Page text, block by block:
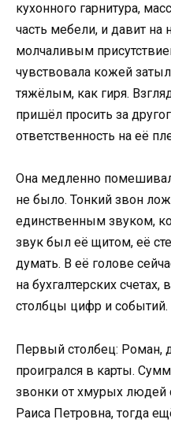
кухонного гарнитура,
часть мебели, и давит
молчаливым
чувствовала кожей
тяжёлым, как гиря.
пришёл просить за
ответственность на её
Она медленно
не было. Тонкий звон
единственным звуком,
звук был её щитом, её
думать. В её голове
на бухгалтерских
столбцы цифр и событий.
Первый столбец: Роман,
проигрался в карты.
звонки от хмурых людей
Раиса Петровна, тогда